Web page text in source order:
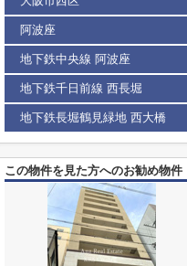
阿波座
地下鉄中央線 阿波座
地下鉄千日前線 西長堀
地下鉄長堀鶴見緑地 西大橋
この物件を見た方へのお勧め物件